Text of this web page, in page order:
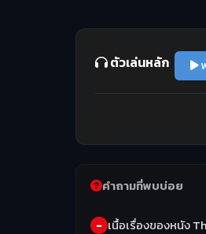
ตัวเล่นหลัก
คำถามที่พบบ่อย
เนื้อเรื่องของหนัง